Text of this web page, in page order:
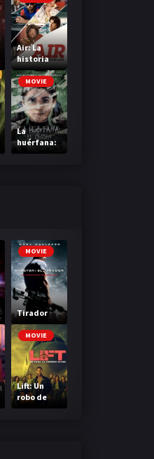
Air: La
historia
detrás del
logoMOVIE
La
huérfana:
El Origen
MOVIE
Tirador
MOVIE
Lift: Un
robo de
primera